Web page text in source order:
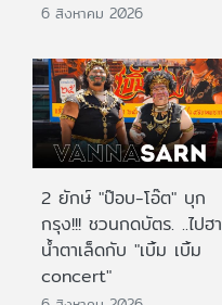
6 สิงหาคม 2026
2 ยักษ์ "ป๊อบ-โอ๊ต" บุก
กรุง!!! ชวนกดบัตร. ..ไปฮา
น้ำตาเล็ดกับ "เบิ้ม เบิ้ม
concert"